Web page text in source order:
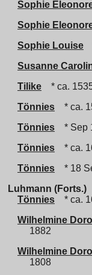
Sophie
Sophie
Sophie Louise
Susanne
Tilike
* ca.
Tönnies
* ca.
Tönnies
* Sep
Tönnies
* ca.
Tönnies
* 18
Luhmann (Forts.)
Tönnies
* ca.
Wilhelmine
1882
Wilhelmine
1808